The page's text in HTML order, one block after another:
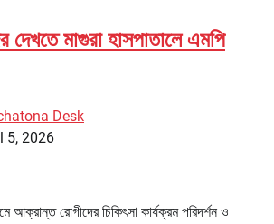
মাগুরা হাসপাতালে এমপি
Desk
5, 2026
আক্রান্ত রোগীদের চিকিৎসা কার্যক্রম পরিদর্শন ও